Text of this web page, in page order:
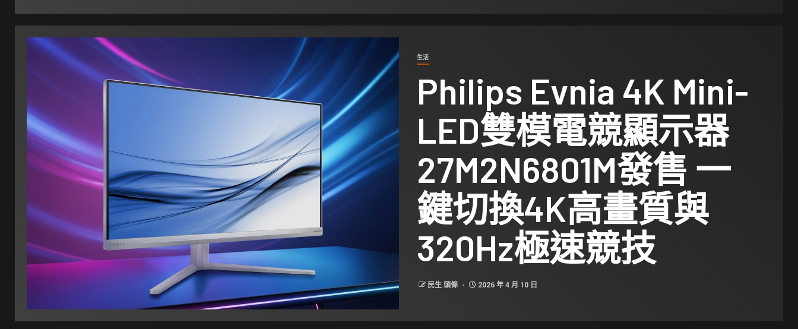
生活
Philips Evnia 4K Mini-
LED雙模電競顯示器
27M2N6801M發售 一
鍵切換4K高畫質與
320Hz極速競技
民生 頭條 2026 年 4 月 10 日